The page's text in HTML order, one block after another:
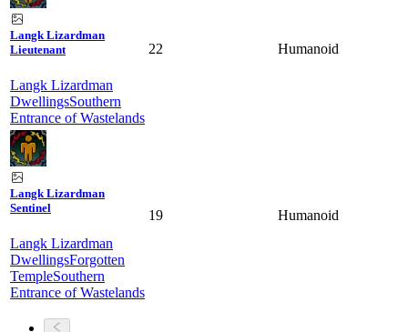
Langk Lizardman
Lieutenant
Langk Lizardman
DwellingsSouthern
Entrance of Wastelands
22 Humanoid
Langk Lizardman
Sentinel
Langk Lizardman
DwellingsForgotten
TempleSouthern
Entrance of Wastelands
19 Humanoid